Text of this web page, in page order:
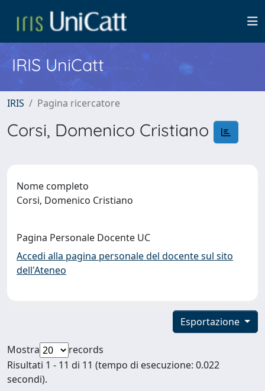
IRIS UniCatt
IRIS Pagina ricercatore
Corsi, Domenico Cristiano
Nome completo
Corsi, Domenico Cristiano
Pagina Personale Docente UC
Accedi alla pagina personale del docente sul sito
dell'Ateneo
Esportazione
Mostra
records
Risultati 1 - 11 di 11 (tempo di esecuzione: 0.022
secondi).